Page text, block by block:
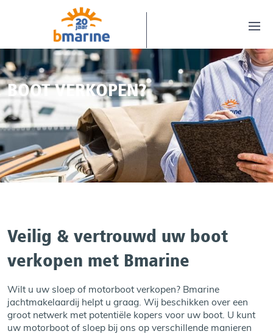
BOOT VERKOPEN?
Veilig & vertrouwd uw boot
verkopen met Bmarine
Wilt u uw sloep of motorboot verkopen? Bmarine
jachtmakelaardij helpt u graag. Wij beschikken over een
groot netwerk met potentiële kopers voor uw boot. U kunt
uw motorboot of sloep bij ons op verschillende manieren